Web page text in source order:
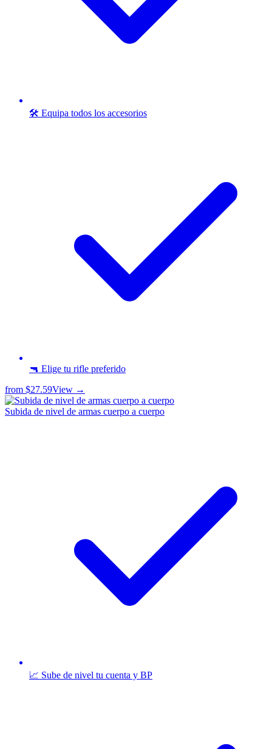
🛠️ Equipa todos los accesorios
🔫 Elige tu rifle preferido
from $27.59View →
Subida de nivel de armas cuerpo a cuerpo
📈 Sube de nivel tu cuenta y BP